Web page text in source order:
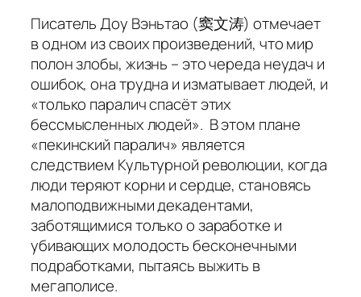
Писатель Доу Вэньтао (窦文涛) отмечает
в одном из своих произведений, что мир
полон злобы, жизнь – это череда неудач и
ошибок, она трудна и изматывает людей, и
«только паралич спасёт этих
бессмысленных людей». В этом плане
«пекинский паралич» является
следствием Культурной революции, когда
люди теряют корни и сердце, становясь
малоподвижными декадентами,
заботящимися только о заработке и
убивающих молодость бесконечными
подработками, пытаясь выжить в
мегаполисе.